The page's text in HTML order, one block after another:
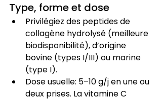
Type, forme et dose
Privilégiez des peptides de
collagène hydrolysé (meilleure
biodisponibilité), d’origine
bovine (types I/III) ou marine
(type I).
Dose usuelle: 5–10 g/j en une ou
deux prises. La vitamine C